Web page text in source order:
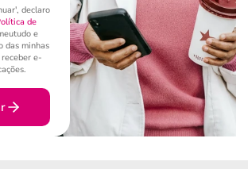
declaro
de
e
das minhas
e-